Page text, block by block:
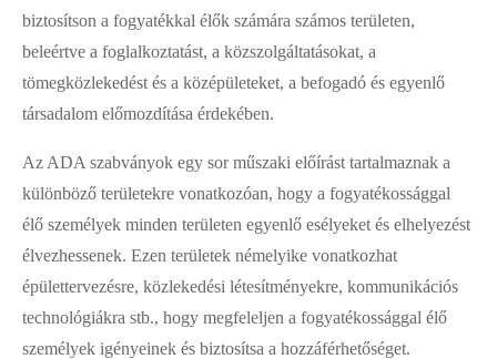
biztosítson a fogyatékkal élők számára számos területen,
beleértve a foglalkoztatást, a közszolgáltatásokat, a
tömegközlekedést és a középületeket, a befogadó és egyenlő
társadalom előmozdítása érdekében.
Az ADA szabványok egy sor műszaki előírást tartalmaznak a
különböző területekre vonatkozóan, hogy a fogyatékossággal
élő személyek minden területen egyenlő esélyeket és elhelyezést
élvezhessenek. Ezen területek némelyike ​​vonatkozhat
épülettervezésre, közlekedési létesítményekre, kommunikációs
technológiákra stb., hogy megfeleljen a fogyatékossággal élő
személyek igényeinek és biztosítsa a hozzáférhetőséget.